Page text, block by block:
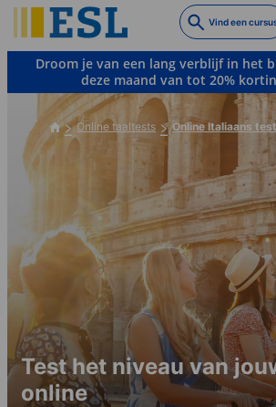
to
main
content
Vind een
Droom je van een lang verblijf in het
deze maand van tot 20%
Online taaltests Online Italiaans test
Test het niveau van
online